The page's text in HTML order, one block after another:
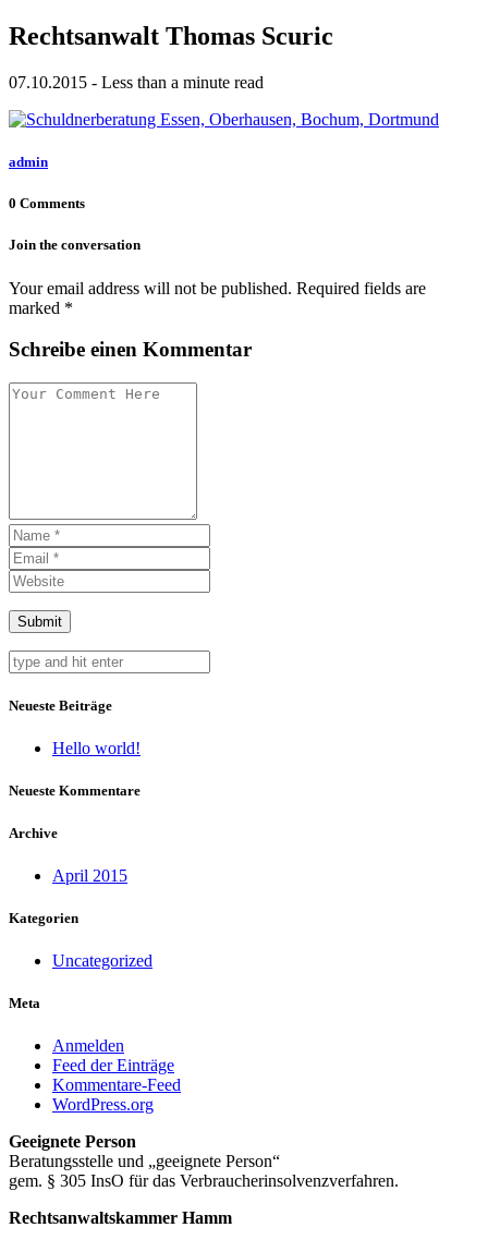
Rechtsanwalt Thomas Scuric
07.10.2015 - Less than a minute read
admin
0 Comments
Join the conversation
Your email address will not be published. Required fields are
marked *
Schreibe einen Kommentar
Neueste Beiträge
Hello world!
Neueste Kommentare
Archive
April 2015
Kategorien
Uncategorized
Meta
Anmelden
Feed der Einträge
Kommentare-Feed
WordPress.org
Geeignete Person
Beratungsstelle und „geeignete Person“
gem. § 305 InsO für das Verbraucherinsolvenzverfahren.
Rechtsanwaltskammer Hamm